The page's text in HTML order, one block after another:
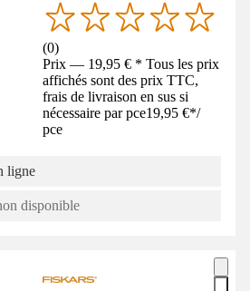
(0)
Prix — 19,95 € * Tous les prix
affichés sont des prix TTC,
frais de livraison en sus si
nécessaire par pce19,95 €*/
pce
ligne
disponible